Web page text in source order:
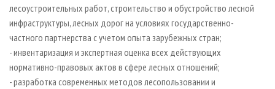
лесоустроительных работ, строительство и обустройство лесной
инфраструктуры, лесных дорог на условиях государственно-
частного партнерства с учетом опыта зарубежных стран;
- инвентаризация и экспертная оценка всех действующих
нормативно-правовых актов в сфере лесных отношений;
- разработка современных методов лесопользовании и